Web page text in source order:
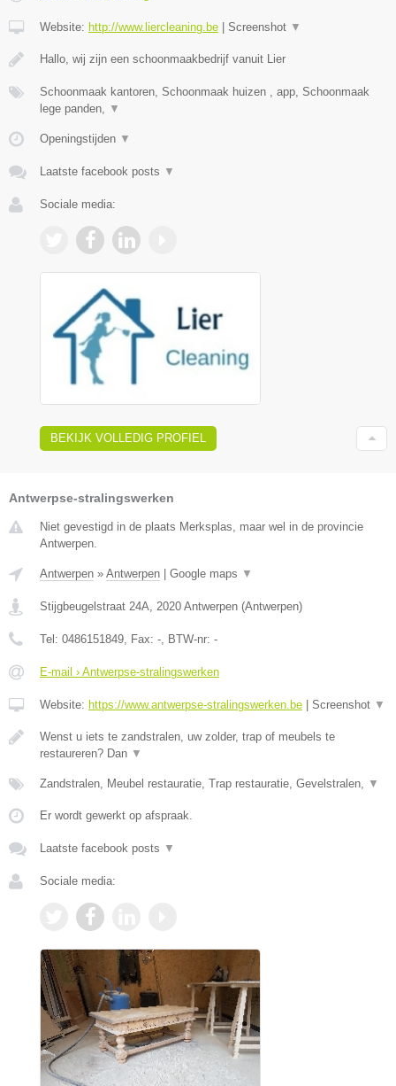
Website: http://www.liercleaning.be Screenshot ▼
Hallo, wij zijn een schoonmaakbedrijf vanuit Lier
Schoonmaak kantoren, Schoonmaak huizen , app, Schoonmaak
lege panden,
▼
Openingstijden ▼
Laatste facebook posts ▼
Sociale media:
BEKIJK VOLLEDIG PROFIEL
Antwerpse-stralingswerken
Niet gevestigd in de plaats Merksplas, maar wel in de provincie
Antwerpen.
Antwerpen » Antwerpen Google maps ▼
Stijgbeugelstraat 24A 2020 Antwerpen (Antwerpen)
Tel: 0486151849 , Fax: - , BTW-nr: -
E-mail › Antwerpse-stralingswerken
Website: https://www.antwerpse-stralingswerken.be Screenshot ▼
Wenst u iets te zandstralen, uw zolder, trap of meubels te
restaureren? Dan ▼
Zandstralen, Meubel restauratie, Trap restauratie, Gevelstralen, ▼
Er wordt gewerkt op afspraak.
Laatste facebook posts ▼
Sociale media: